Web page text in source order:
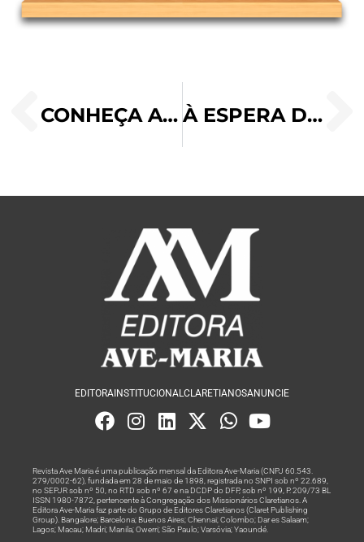
CONHEÇA A ORAÇÃO DO ADVENTO ENSINADA PELO PAPA FRANCISCO À ESPERA DO SENHOR
EDITORA INSTITUCIONALCLARETIANOSANUNCIE
Revista Ave Maria é uma publicação mensal da Editora Ave-Maria (CNPJ 60.543.
279/0002-62), fundada em 28 de maio de 1898, registrada no SNPI sob nº 22.689,
no SEPJR sob nº 50, no RTD sob nº 67 e na DCDP do DFP, sob nº 199, P. 209/73 BL
ISSN 1980-7872, pertencente à Congregação dos Missionários Claretianos. A
Editora Ave-Maria faz parte do Grupo de Editores Claretianos (Claret Publishing
Group). Bangalore; Barcelona; Buenos Aires; Chennai; Colombo; Dar es Salaam;
Lagos; Macau; Madri; Manila; Owerri; São Paulo; Varsóvia; Yaoundé.